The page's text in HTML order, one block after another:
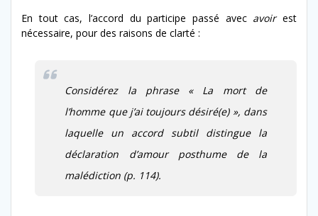
En tout cas, l’accord du participe passé avec avoirest
nécessaire, pour des raisons de clarté :
Considérez la phrase « La mort de
l’homme que j’ai toujours désiré(e) », dans
laquelle un accord subtil distingue la
déclaration d’amour posthume de la
malédiction (p. 114).